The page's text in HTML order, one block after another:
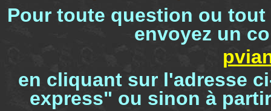
Pour toute question ou
envoyez un
en cliquant sur l'adresse
express" ou sinon à